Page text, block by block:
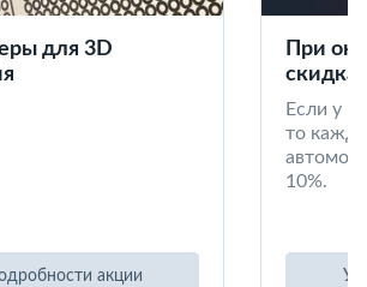
для 3D
акции
При
скидка
Если у
то
10%.